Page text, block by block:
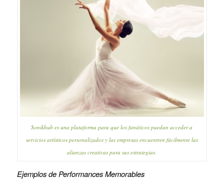
Sonikhub es una plataforma para que los fanáticos puedan acceder a
servicios artísticos personalizados y las empresas encuentren fácilmente las
alianzas creativas para sus estrategias.
Ejemplos de Performances Memorables